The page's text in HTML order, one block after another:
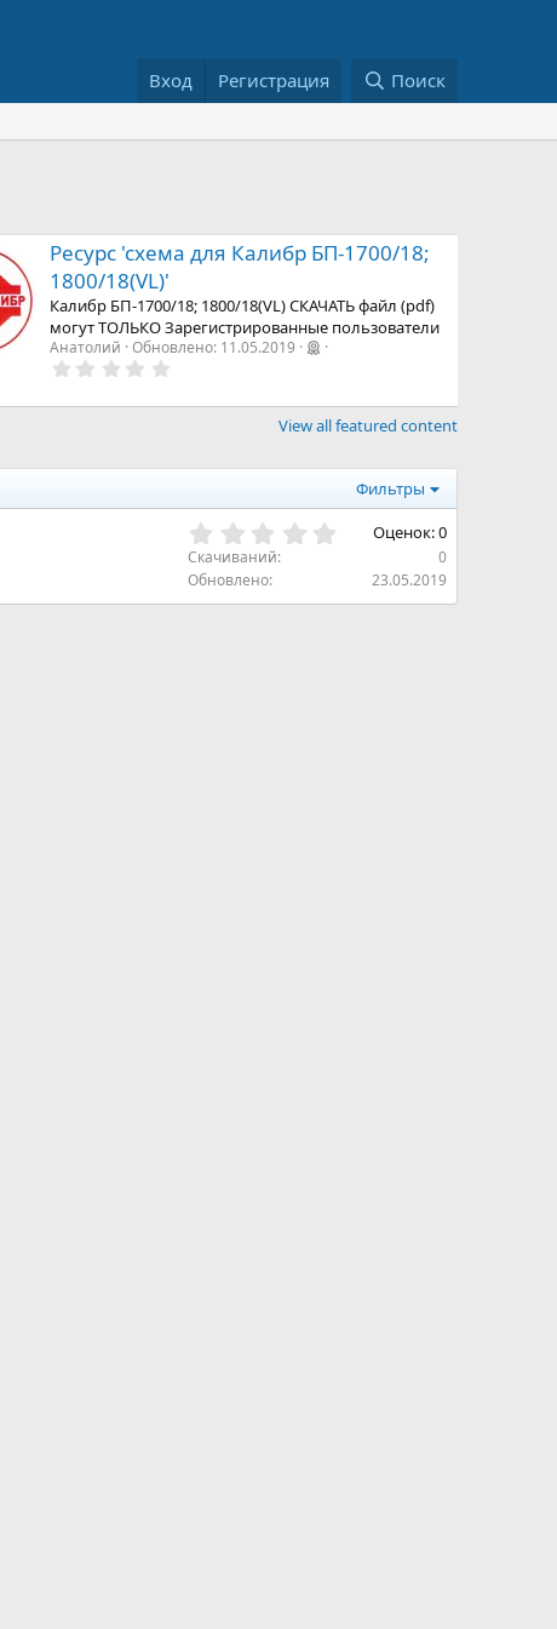
Вход Регистрация Поиск
Ресурс 'схема для Калибр БП-1700/18;
1800/18(VL)'
Калибр БП-1700/18; 1800/18(VL) СКАЧАТЬ файл (pdf)
могут ТОЛЬКО Зарегистрированные пользователи
Анатолий Обновлено: 11.05.2019
0
,
е
View all featured content
Фильтры
0
Оценок: 0
Скачиваний
0
Обновлено
23.05.2019